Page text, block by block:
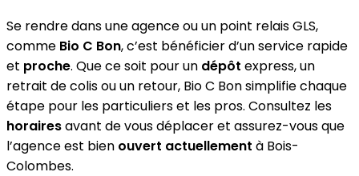
Se rendre dans une agence ou un point relais GLS,
comme Bio C Bon, c’est bénéficier d’un service rapide
et proche. Que ce soit pour un dépôt express, un
retrait de colis ou un retour, Bio C Bon simplifie chaque
étape pour les particuliers et les pros. Consultez les
horairesavant de vous déplacer et assurez-vous que
l’agence est bien ouvert actuellement à Bois-
Colombes.